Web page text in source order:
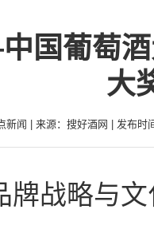
国葡萄酒
大
新闻 | 来源：搜好酒网 | 发布
牌战略与